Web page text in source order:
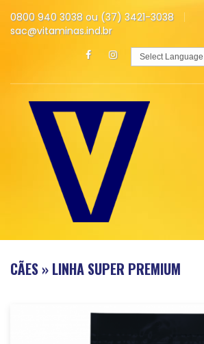
0800 940 3038 ou (37) 3421-3038
sac@vitaminas.ind.br
CÃES » LINHA SUPER PREMIUM